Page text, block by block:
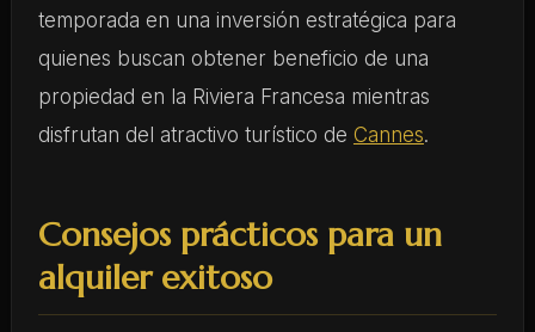
temporada en una inversión estratégica para
quienes buscan obtener beneficio de una
propiedad en la Riviera Francesa mientras
disfrutan del atractivo turístico de Cannes.
Consejos prácticos para un
alquiler exitoso